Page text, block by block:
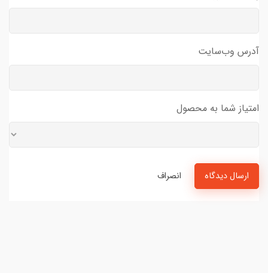
آدرس وب‌سایت
امتیاز شما به محصول
ارسال دیدگاه انصراف